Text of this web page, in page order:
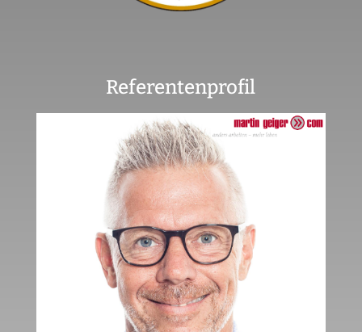
Referentenprofil